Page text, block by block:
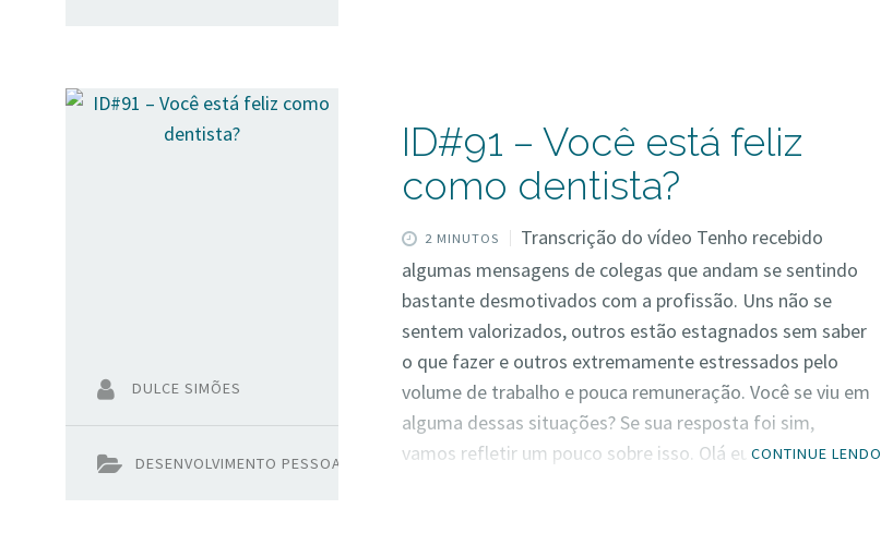
DESENVOLVIMENTO PESSOAL
DULCE SIMÕES
ID#91 – Você está feliz
como dentista?
2 MINUTOS
Transcrição do vídeo Tenho recebido
algumas mensagens de colegas que andam se sentindo
bastante desmotivados com a profissão. Uns não se
sentem valorizados, outros estão estagnados sem saber
o que fazer e outros extremamente estressados pelo
volume de trabalho e pouca remuneração. Você se viu em
alguma dessas situações? Se sua resposta foi sim,
vamos refletir um pouco sobre isso. Olá eu sou Dulce
CONTINUE LENDO